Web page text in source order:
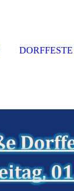
DORFFESTE